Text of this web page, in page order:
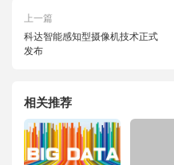
上一篇
科达智能感知型摄像机技术正式
发布
相关推荐